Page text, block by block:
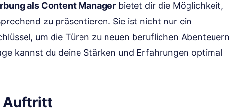
als Content Manager bietet dir die Möglichkeit,
zu präsentieren. Sie ist nicht nur ein
um die Türen zu neuen beruflichen Abenteuern
kannst du deine Stärken und Erfahrungen optimal
Auftritt